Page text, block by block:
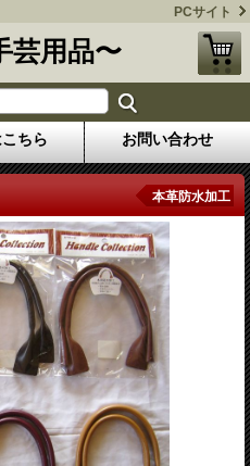
PCサイト
用品〜
ちら お問い合わせ
本革防水加工